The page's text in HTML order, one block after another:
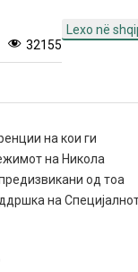
Lexo në
32155
на кои ги
на Никола
од тоа
на